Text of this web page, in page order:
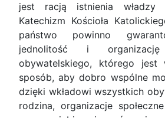
jest racją istnienia władzy
Katechizm Kościoła
państwo powinno
jednolitość i organizację
obywatelskiego, którego jest
sposób, aby dobro wspólne
dzięki wkładowi wszystkich
rodzina, organizacje